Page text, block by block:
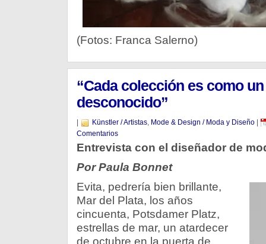
(Fotos: Franca Salerno)
“Cada colección es como
desconocido”
Künstler / Artistas, Mode & Design / Moda y Diseño|
Comentarios
Entrevista con el diseñador de
Por Paula Bonnet
Evita, pedrería bien brillante,
Mar del Plata, los años
cincuenta, Potsdamer Platz,
estrellas de mar, un atardecer
de octubre en la puerta de